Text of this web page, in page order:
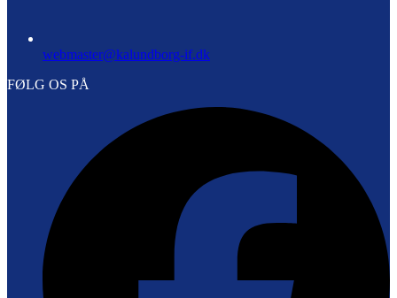
webmaster@kalundborg-if.dk
FØLG OS PÅ